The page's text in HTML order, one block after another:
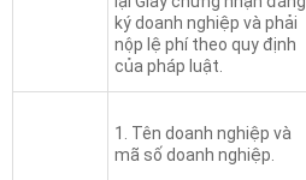
ký doanh nghiệp và phải
nộp lệ phí theo quy định
của pháp luật.
1. Tên doanh nghiệp và
mã số doanh nghiệp.